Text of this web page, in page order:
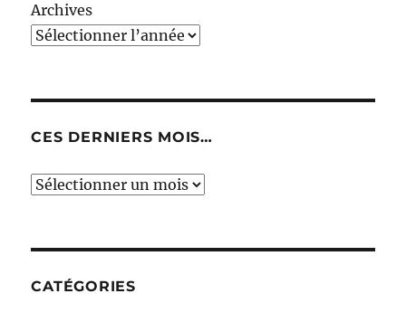
Archives
CES DERNIERS MOIS…
Ces
CATÉGORIES